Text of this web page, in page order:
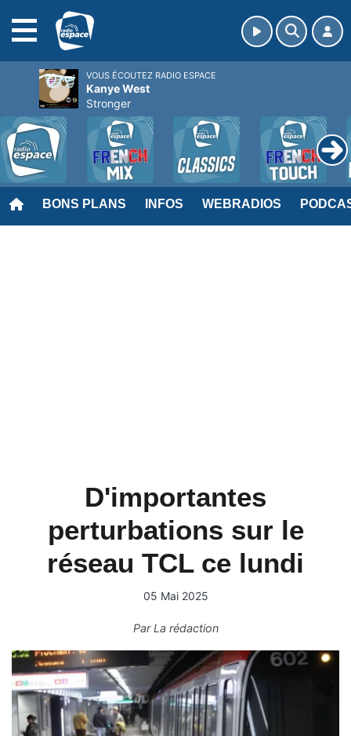
BONS PLANS INFOS WEBRADIOS
D'importantes
perturbations sur le
réseau TCL ce lundi
05 Mai 2025
ParLa rédaction
VOUS ÉCOUTEZ RADIO ESPACE
Kanye West
Stronger